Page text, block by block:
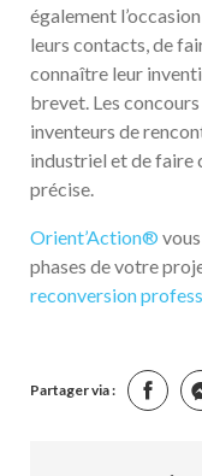
également
leurs contacts, de
connaître leur
brevet. Les
inventeurs de
industriel et de faire
précise.
Orient’Action®
phases de votre
reconversion
Partager via :